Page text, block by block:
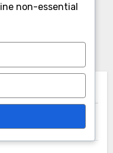
»
non-essential